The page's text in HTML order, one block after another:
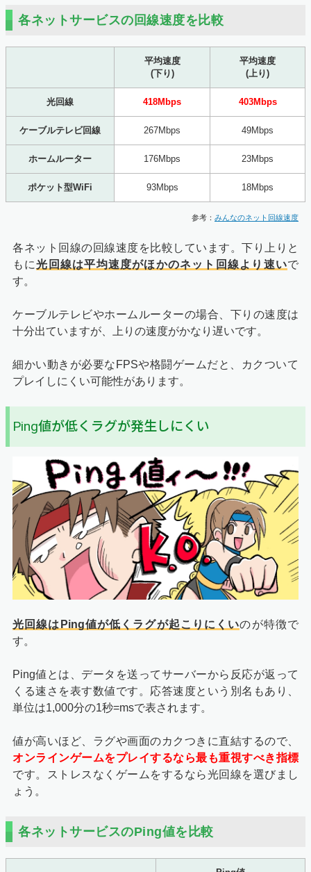
各ネットサービスの回線速度を比較
平均速度
(下り)
平均速度
(上り)
光回線 418Mbps 403Mbps
ケーブルテレビ回線 267Mbps 49Mbps
ホームルーター 176Mbps 23Mbps
ポケット型WiFi 93Mbps 18Mbps
参考： みんなのネット回線速度
各ネット回線の回線速度を比較しています。下り上りと
もに光回線は平均速度がほかのネット回線より速いで
す。
ケーブルテレビやホームルーターの場合、下りの速度は
十分出ていますが、上りの速度がかなり遅いです。
細かい動きが必要なFPSや格闘ゲームだと、カクついて
プレイしにくい可能性があります。
Ping値が低くラグが発生しにくい
光回線はPing値が低くラグが起こりにくいのが特徴で
す。
Ping値とは、データを送ってサーバーから反応が返って
くる速さを表す数値です。応答速度という別名もあり、
単位は1,000分の1秒=msで表されます。
値が高いほど、ラグや画面のカクつきに直結するので、
オンラインゲームをプレイするなら最も重視すべき指標
です。ストレスなくゲームをするなら光回線を選びまし
ょう。
各ネットサービスのPing値を比較